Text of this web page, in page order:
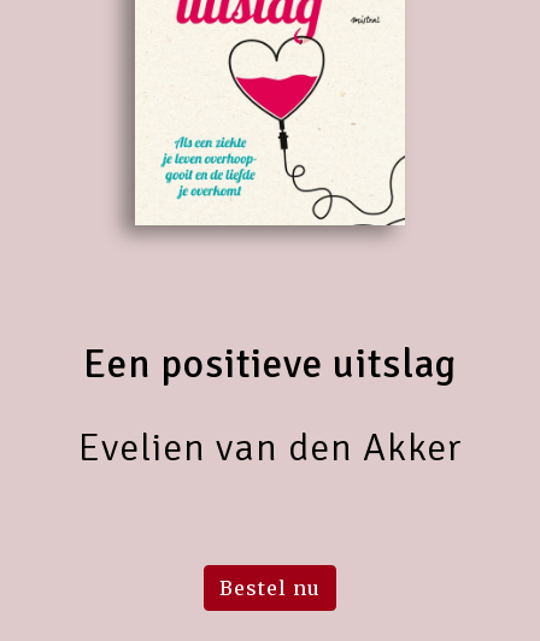
Een positieve uitslag
Evelien van den Akker
Bestel nu